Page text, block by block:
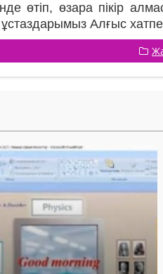
өтіп, өзара пікір
ұстаздарымыз Алғыс